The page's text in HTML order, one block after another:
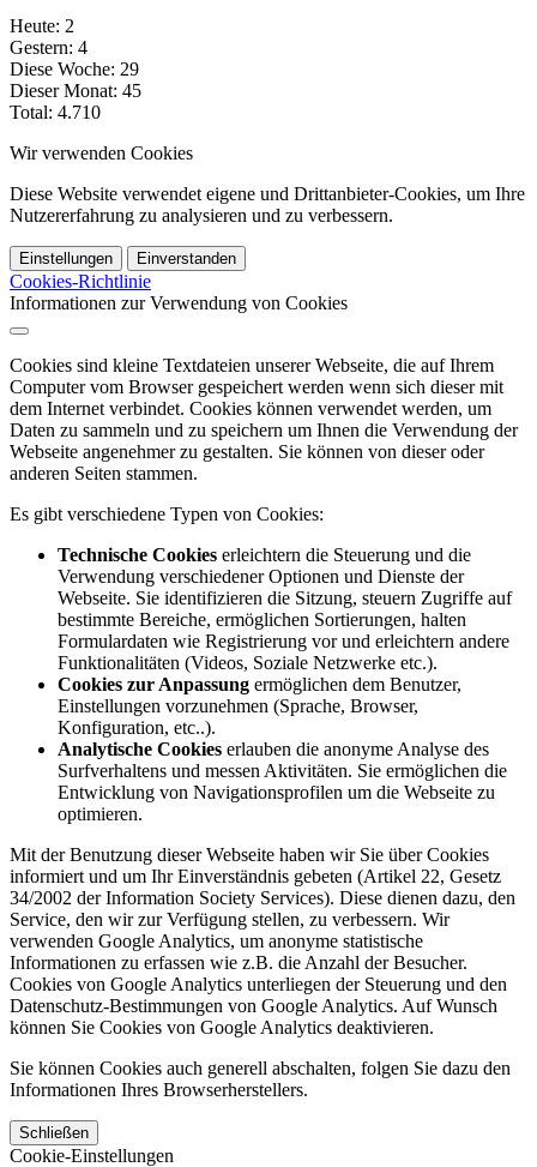
Heute: 2
Gestern: 4
Diese Woche: 29
Dieser Monat: 45
Total: 4.710
Wir verwenden Cookies
Diese Website verwendet eigene und Drittanbieter-Cookies, um Ihre
Nutzererfahrung zu analysieren und zu verbessern.
Einstellungen Einverstanden
Cookies-Richtlinie
Informationen zur Verwendung von Cookies
Cookies sind kleine Textdateien unserer Webseite, die auf Ihrem
Computer vom Browser gespeichert werden wenn sich dieser mit
dem Internet verbindet. Cookies können verwendet werden, um
Daten zu sammeln und zu speichern um Ihnen die Verwendung der
Webseite angenehmer zu gestalten. Sie können von dieser oder
anderen Seiten stammen.
Es gibt verschiedene Typen von Cookies:
Technische Cookies erleichtern die Steuerung und die
Verwendung verschiedener Optionen und Dienste der
Webseite. Sie identifizieren die Sitzung, steuern Zugriffe auf
bestimmte Bereiche, ermöglichen Sortierungen, halten
Formulardaten wie Registrierung vor und erleichtern andere
Funktionalitäten (Videos, Soziale Netzwerke etc.).
Cookies zur Anpassung ermöglichen dem Benutzer,
Einstellungen vorzunehmen (Sprache, Browser,
Konfiguration, etc..).
Analytische Cookies erlauben die anonyme Analyse des
Surfverhaltens und messen Aktivitäten. Sie ermöglichen die
Entwicklung von Navigationsprofilen um die Webseite zu
optimieren.
Mit der Benutzung dieser Webseite haben wir Sie über Cookies
informiert und um Ihr Einverständnis gebeten (Artikel 22, Gesetz
34/2002 der Information Society Services). Diese dienen dazu, den
Service, den wir zur Verfügung stellen, zu verbessern. Wir
verwenden Google Analytics, um anonyme statistische
Informationen zu erfassen wie z.B. die Anzahl der Besucher.
Cookies von Google Analytics unterliegen der Steuerung und den
Datenschutz-Bestimmungen von Google Analytics. Auf Wunsch
können Sie Cookies von Google Analytics deaktivieren.
Sie können Cookies auch generell abschalten, folgen Sie dazu den
Informationen Ihres Browserherstellers.
Schließen
Cookie-Einstellungen